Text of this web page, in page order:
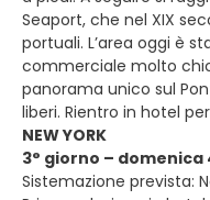
Seaport, che nel XIX
portuali. L’area oggi è
commerciale molto
panorama unico sul
liberi. Rientro in hotel
NEW YORK
3° giorno – domenica
Sistemazione prevista: